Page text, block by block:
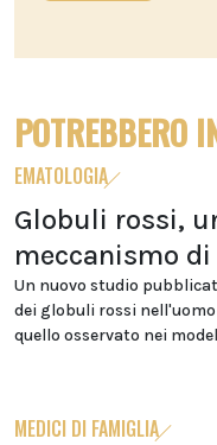
POTREBBERO
EMATOLOGIA
Globuli rossi,
meccanismo
Un nuovo studio
dei globuli rossi
quello osservato nei
MEDICI DI FAMIGLIA